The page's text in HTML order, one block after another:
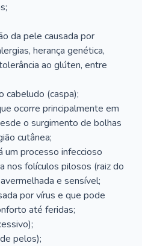
da pele causada por
herança genética,
ao glúten, entre
cabeludo (caspa);
ocorre principalmente em
o surgimento de bolhas
cutânea;
um processo infeccioso
nos folículos pilosos (raiz do
e sensível;
por vírus e que pode
até feridas;
pelos);